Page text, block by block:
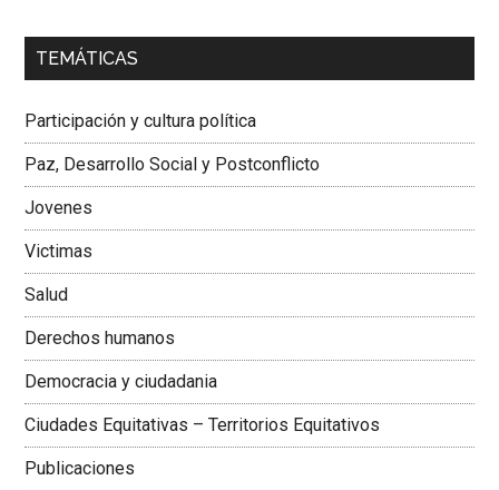
00:00 01:04
Dra. Carolina Corcho Mejía,Presidenta Corporación
Colombiana
TEMÁTICAS
Participación y cultura política
Paz, Desarrollo Social y Postconflicto
Jovenes
Victimas
Salud
Derechos humanos
Democracia y ciudadania
Ciudades Equitativas – Territorios Equitativos
Publicaciones